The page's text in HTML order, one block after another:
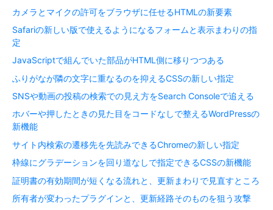
カメラとマイクの許可をブラウザに任せるHTMLの新要素
Safariの新しい版で使えるようになるフォームと表示まわりの指
定
JavaScriptで組んでいた部品がHTML側に移りつつある
ふりがなが隣の文字に重なるのを抑えるCSSの新しい指定
SNSや動画の投稿の検索での見え方をSearch Consoleで追える
ホバーや押したときの見た目をコードなしで整えるWordPressの
新機能
サイト内検索の遷移先を先読みできるChromeの新しい指定
枠線にグラデーションを回り道なしで指定できるCSSの新機能
証明書の有効期間が短くなる流れと、更新まわりで見直すところ
所有者が変わったプラグインと、更新経路そのものを狙う攻撃